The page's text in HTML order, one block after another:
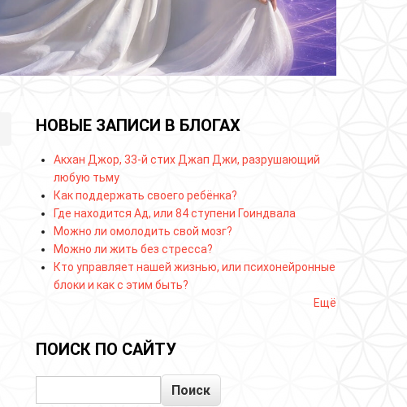
НОВЫЕ ЗАПИСИ В БЛОГАХ
Акхан Джор, 33-й стих Джап Джи, разрушающий
любую тьму
Как поддержать своего ребёнка?
Где находится Ад, или 84 ступени Гоиндвала
Можно ли омолодить свой мозг?
Можно ли жить без стресса?
Кто управляет нашей жизнью, или психонейронные
блоки и как с этим быть?
Ещё
ПОИСК ПО САЙТУ